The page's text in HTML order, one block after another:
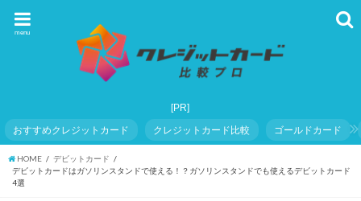
menu
おすすめクレジットカード クレジットカード比較 ゴールドカード
HOME
デビットカード
デビットカードはガソリンスタンドで使える！？ガソリンスタンドでも使えるデビットカード
4選